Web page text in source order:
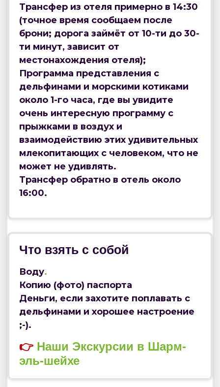
Трансфер из отеля примерно в 14:30
(точное время сообщаем после
брони; дорога займёт от 10-ти до 30-
ти минут, зависит от
местонахождения отеля);
Программа представления с
дельфинами и морскими котиками
около 1-го часа, где вы увидите
очень интересную программу с
прыжками в воздух и
взаимодействию этих удивительных
млекопитающих с человеком, что не
может не удивлять.
Трансфер обратно в отель около
16:00.
Что взять с собой
Воду.
Копию (фото) паспорта
Деньги, если захотите поплавать с
дельфинами и хорошее настроение
;-).
👉 Наши Экскурсии в Шарм-
эль-шейхе